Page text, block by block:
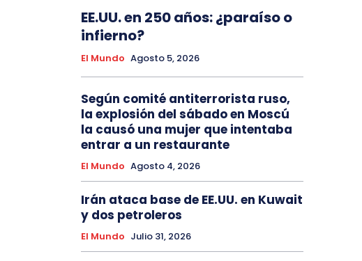
EE.UU. en 250 años: ¿paraíso o
infierno?
El Mundo Agosto 5, 2026
Según comité antiterrorista ruso,
la explosión del sábado en Moscú
la causó una mujer que intentaba
entrar a un restaurante
El Mundo Agosto 4, 2026
Irán ataca base de EE.UU. en Kuwait
y dos petroleros
El Mundo Julio 31, 2026